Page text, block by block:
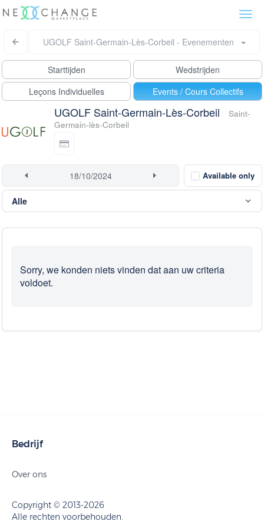
UGOLF Saint-Germain-Lès-Corbeil - Evenementen
Starttijden
Wedstrijden
Leçons Individuelles
Events / Cours Collectifs
UGOLF Saint-Germain-Lès-Corbeil
Saint-
Germain-lès-Corbeil
Available only
Sorry, we konden niets vinden dat aan uw criteria
voldoet.
Bedrijf
Over ons
Copyright © 2013-2026
Alle rechten voorbehouden.